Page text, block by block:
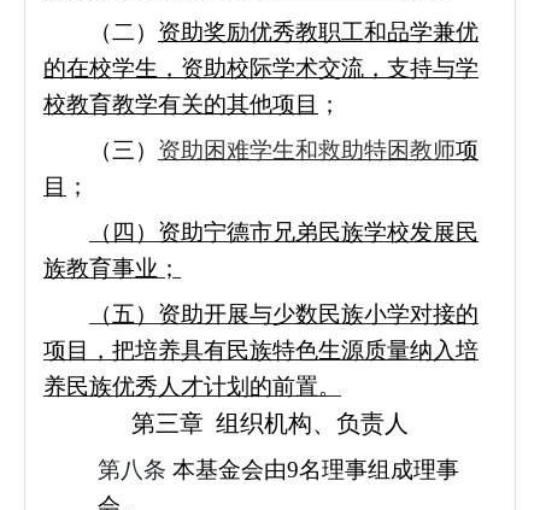
（二） 资助奖励优秀教职工和品学兼优
的在校学生，资助校际学术交流，支持与学
校教育教学有关的其他项目
；
（三） 资助困难学生和救助特困教师项
目
；
（四）资助宁德市兄弟民族学校发展民
族教育事业；
（五）资助开展与少数民族小学对接的
项目，把培养具有民族特色生源质量纳入培
养民族优秀人才计划的前置。
第三章 组织机构、负责人
第八条 本基金会由9名理事组成理事